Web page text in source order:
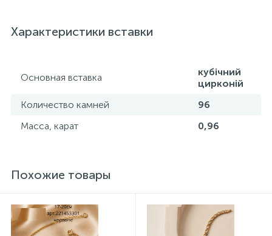
прилагаются бирка с указанием всех
параметров.*Цвета изделий на сайте могут
Характеристики вставки
Основная вставка
кубічний
цирконій
Количество камней
96
Масса, карат
0,96
Похожие товары